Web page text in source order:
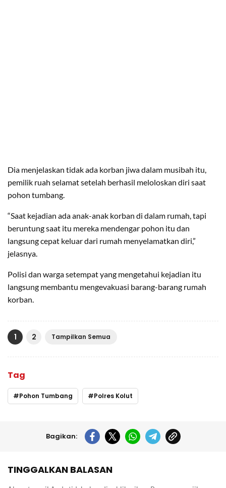
Dia menjelaskan tidak ada korban jiwa dalam musibah itu,
pemilik ruah selamat setelah berhasil meloloskan diri saat
pohon tumbang.
“Saat kejadian ada anak-anak korban di dalam rumah, tapi
beruntung saat itu mereka mendengar pohon itu dan
langsung cepat keluar dari rumah menyelamatkan diri,”
jelasnya.
Polisi dan warga setempat yang mengetahui kejadian itu
langsung membantu mengevakuasi barang-barang rumah
korban.
1 2 Tampilkan Semua
Tag
Pohon Tumbang Polres Kolut
Bagikan:
TINGGALKAN BALASAN